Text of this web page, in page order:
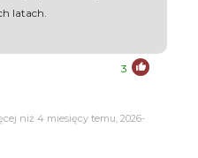
latach.
3
niż 4 miesięcy temu, 2026-